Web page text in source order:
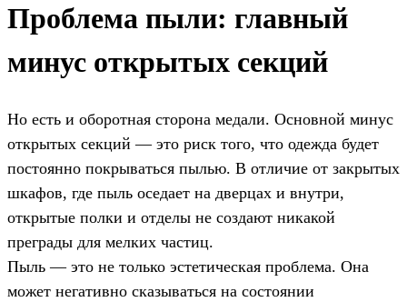
Проблема пыли: главный
минус открытых секций
Но есть и оборотная сторона медали. Основной минус
открытых секций — это риск того, что одежда будет
постоянно покрываться пылью. В отличие от закрытых
шкафов, где пыль оседает на дверцах и внутри,
открытые полки и отделы не создают никакой
преграды для мелких частиц.
Пыль — это не только эстетическая проблема. Она
может негативно сказываться на состоянии